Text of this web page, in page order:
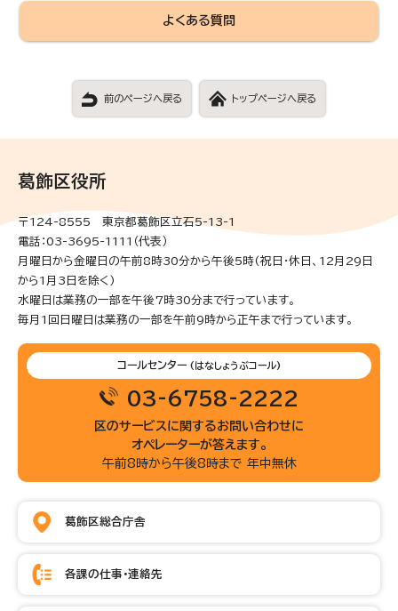
よくある質問
前のページへ戻る トップページへ戻る
葛飾区役所
〒124-8555 東京都葛飾区立石5-13-1
電話：03-3695-1111（代表）
月曜日から金曜日の午前8時30分から午後5時(祝日・休日、12月29日
から1月3日を除く)
水曜日は業務の一部を午後7時30分まで行っています。
毎月1回日曜日は業務の一部を午前9時から正午まで行っています。
コールセンター (はなしょうぶコール)
03-6758-2222
区のサービスに関するお問い合わせに
オペレーターが答えます。
午前8時から午後8時まで 年中無休
葛飾区総合庁舎
各課の仕事・連絡先